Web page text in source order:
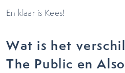
En klaar is Kees!
Wat is het
The Public en